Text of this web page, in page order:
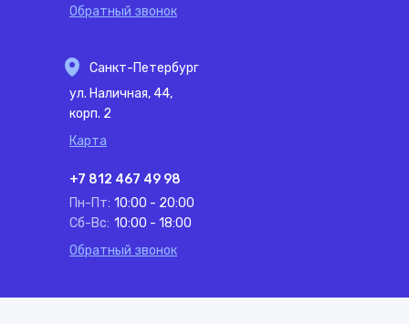
Обратный звонок
Санкт-Петербург
ул. Наличная, 44,
корп. 2
Карта
+7 812 467 49 98
Пн-Пт: 10:00 - 20:00
Сб-Вс: 10:00 - 18:00
Обратный звонок